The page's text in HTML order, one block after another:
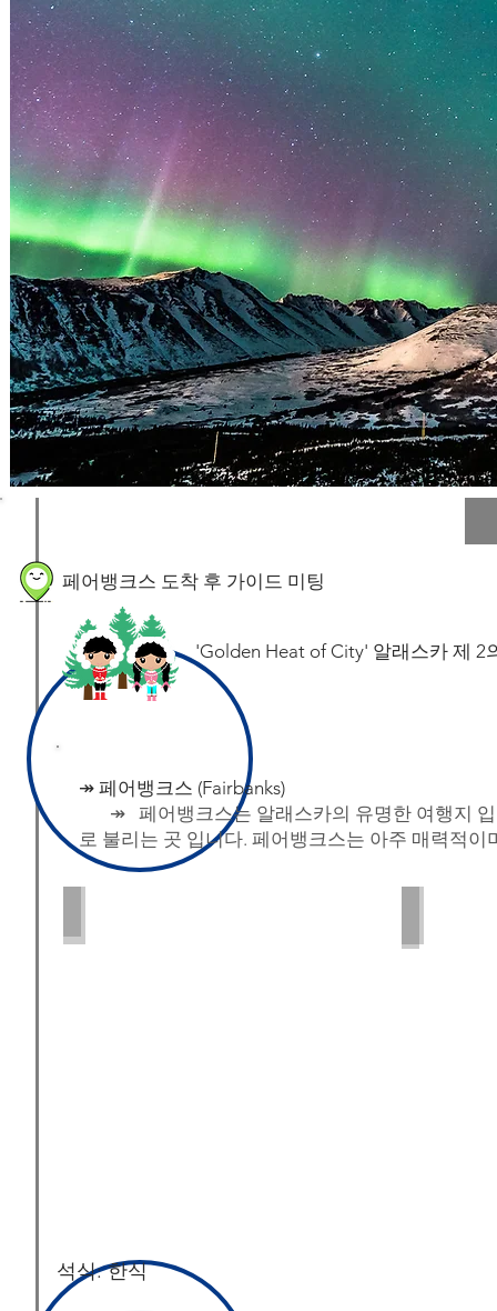
​페어뱅크스 도착 후 가이드 미팅
석식: 한식
↠ 페어뱅크스 (Fairbanks)
↠ 페어뱅크스는 알래스카의 유명한 여행지 입
로 불리는 곳 입니다. 페어뱅크스는 아주 매력적이
Whitney
Jenna
'Golden Heat of City' 알래스카 제 2